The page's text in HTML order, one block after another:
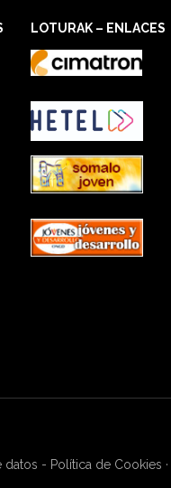
LOTURAK – ENLACES
datos - Política de Cookies ·